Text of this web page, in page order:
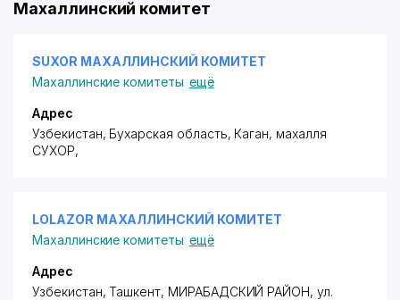
Махаллинский комитет
SUXOR МАХАЛЛИНСКИЙ КОМИТЕТ
Махаллинские комитеты ещё
Адрес
Узбекистан, Бухарская область, Каган, махалля
СУХОР,
LOLAZOR МАХАЛЛИНСКИЙ КОМИТЕТ
Махаллинские комитеты ещё
Адрес
Узбекистан, Ташкент, МИРАБАДСКИЙ РАЙОН,ул.